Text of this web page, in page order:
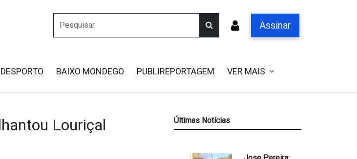
Assinar
DESPORTO BAIXO MONDEGO PUBLIREPORTAGEM VER MAIS
Louriçal Últimas Notícias